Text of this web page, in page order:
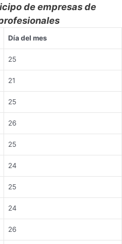
de empresas de
Día del mes
25
21
25
26
25
24
25
24
26